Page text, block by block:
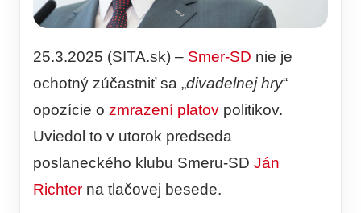
25.3.2025 (SITA.sk) – Smer-SD nie je
ochotný zúčastniť sa „divadelnej hry“
opozície o zmrazení platov politikov.
Uviedol to v utorok predseda
poslaneckého klubu Smeru-SD Ján
Richter na tlačovej besede.